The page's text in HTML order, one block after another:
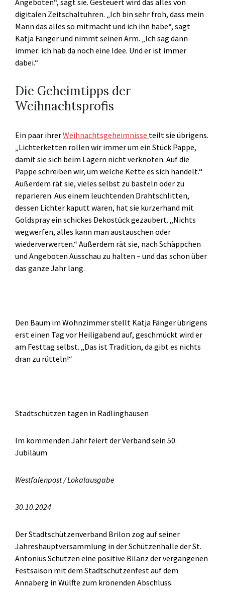
digitalen Zeitschaltuhren. „Ich bin sehr froh, dass mein
Mann das alles so mitmacht und ich ihn habe“, sagt
Katja Fänger und nimmt seinen Arm. „Ich sag dann
immer: ich hab da noch eine Idee. Und er ist immer
dabei.“
Die Geheimtipps der
Weihnachtsprofis
Ein paar ihrerWeihnachtsgeheimnisse teilt sie übrigens.
„Lichterketten rollen wir immer um ein Stück Pappe,
damit sie sich beim Lagern nicht verknoten. Auf die
Pappe schreiben wir, um welche Kette es sich handelt.“
Außerdem rät sie, vieles selbst zu basteln oder zu
reparieren. Aus einem leuchtenden Drahtschlitten,
dessen Lichter kaputt waren, hat sie kurzerhand mit
Goldspray ein schickes Dekostück gezaubert. „Nichts
wegwerfen, alles kann man austauschen oder
wiederverwerten.“ Außerdem rät sie, nach Schäppchen
und Angeboten Ausschau zu halten – und das schon über
das ganze Jahr lang.
Den Baum im Wohnzimmer stellt Katja Fänger übrigens
erst einen Tag vor Heiligabend auf, geschmückt wird er
am Festtag selbst. „Das ist Tradition, da gibt es nichts
dran zu rütteln!“
Stadtschützen tagen in Radlinghausen
Im kommenden Jahr feiert der Verband sein 50.
Jubiläum
Westfalenpost / Lokalausgabe
30.10.2024
Der Stadtschützenverband Brilon zog auf seiner
Jahreshauptversammlung in der Schützenhalle der St.
Antonius Schützen eine positive Bilanz der vergangenen
Festsaison mit dem Stadtschützenfest auf dem
Annaberg in Wülfte zum krönenden Abschluss.